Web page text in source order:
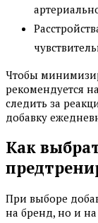
Чтобы
рекомендуется
следить за
добавку
Как
При выборе
на бренд, но и на